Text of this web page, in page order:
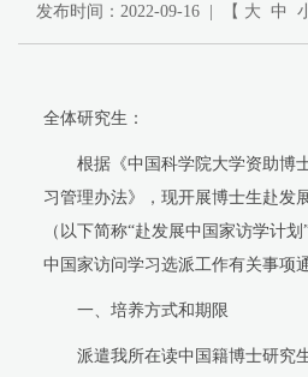
发布时间：2022-09-16 | 【 大 中
全体研究生：
根据《中国科学院大学资助博
习管理办法》，现开展博士生赴发
（以下简称“赴发展中国家访学计
中国家访问学习选派工作有关事项
一、培养方式和期限
派遣我所在读中国籍博士研究